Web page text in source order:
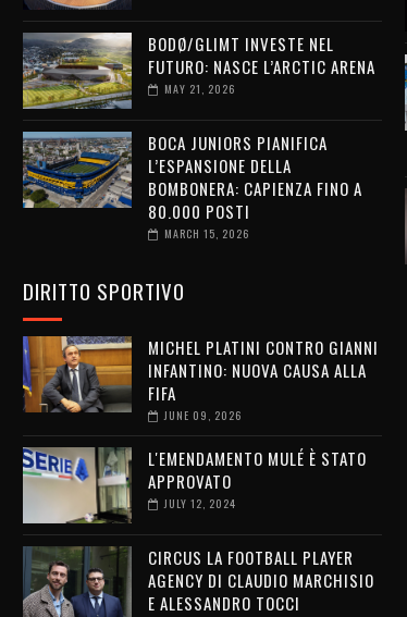
BODØ/GLIMT INVESTE NEL
FUTURO: NASCE L’ARCTIC ARENA
MAY 21, 2026
BOCA JUNIORS PIANIFICA
L’ESPANSIONE DELLA
BOMBONERA: CAPIENZA FINO A
80.000 POSTI
MARCH 15, 2026
DIRITTO SPORTIVO
MICHEL PLATINI CONTRO GIANNI
INFANTINO: NUOVA CAUSA ALLA
FIFA
JUNE 09, 2026
L'EMENDAMENTO MULÉ È STATO
APPROVATO
JULY 12, 2024
CIRCUS LA FOOTBALL PLAYER
AGENCY DI CLAUDIO MARCHISIO
E ALESSANDRO TOCCI